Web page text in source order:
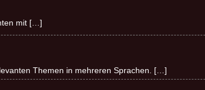
mit […]
Themen in mehreren Sprachen. […]